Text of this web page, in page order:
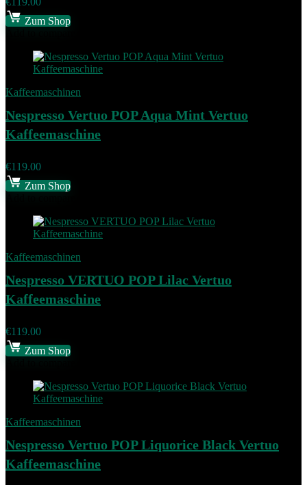
Zum Shop
Kaffeemaschinen
Nespresso Vertuo POP Aqua Mint Vertuo
Kaffeemaschine
€119.00
Zum Shop
Kaffeemaschinen
Nespresso VERTUO POP Lilac Vertuo
Kaffeemaschine
€119.00
Zum Shop
Kaffeemaschinen
Nespresso Vertuo POP Liquorice Black Vertuo
Kaffeemaschine